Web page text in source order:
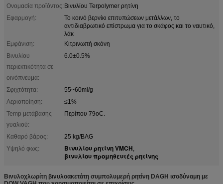
Ονομασία προϊόντος: Βινυλίου Terpolymer ρητίνη
Εφαρμογή:
Το κοινό βερνίκι επιτυπώσεων μετάλλων, το
αντιδιαβρωτικό επίστρωμα για το σκάφος και το ναυτικό,
λάκ
Εμφάνιση:
Κιτρινωπή σκόνη
Βινυλίου
περιεκτικότητα σε
οινόπνευμα:
6.0±0.5%
Σφιχτότητα:
55~60ml/g
Αεριοποίηση:
≤1%
Temp μετάβασης
γυαλιού:
Περίπου 79oC.
Καθαρό βάρος:
25 kg/BAG
Υψηλό φως:
Βινυλίου ρητίνη VMCH,
βινυλίου προμηθευτές ρητίνης
Βινυλοχλωρίτη βινυλοακετάτη συμπολυμερή ρητίνη DAGH ισοδύναμη με